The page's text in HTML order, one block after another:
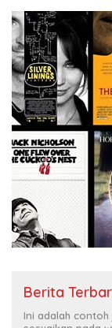
Berita
Ini adalah contoh